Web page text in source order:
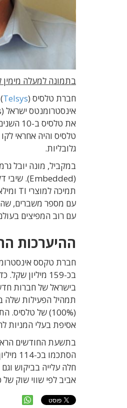
בתמונה למעלה מימין
חברת טלסיס (Telsys
גלובליות.
במקביל, מונה יובל
עם רוב המפיצים
ההיערכות
אסיפת בעלי המניות
חלה עלייה בביקוש
אביב לפי שווי שוק של כ-1.7 מיליארד